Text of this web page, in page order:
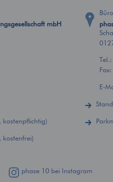
mbH
kostenpflichtig)
kostenfrei)
E-
phase 10 bei Instagram